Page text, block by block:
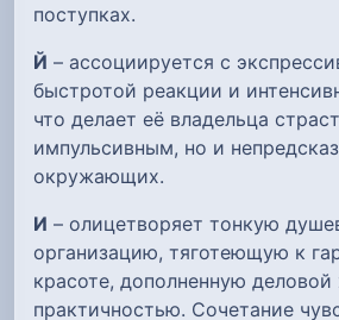
поступках.
Й – ассоциируется с
быстротой реакции и
что делает её владельца
импульсивным, но и
окружающих.
И – олицетворяет тонкую
организацию, тяготеющую к
красоте, дополненную деловой
практичностью. Сочетание